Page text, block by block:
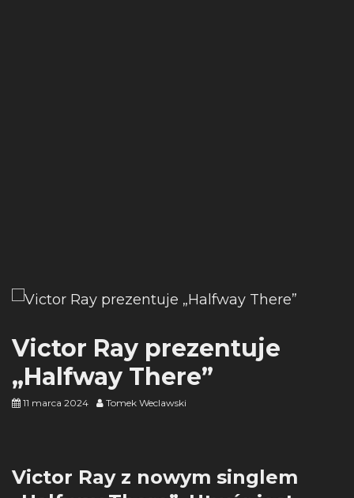
Victor Ray prezentuje
„Halfway There”
11 marca 2024 Tomek Weclawski
Victor Ray z nowym singlem